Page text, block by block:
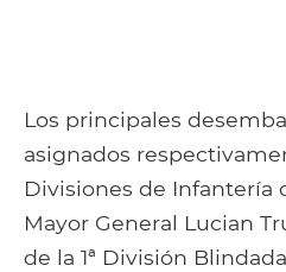
Los principales
asignados
Divisiones de Infantería
Mayor General Lucian
de la 1ª División